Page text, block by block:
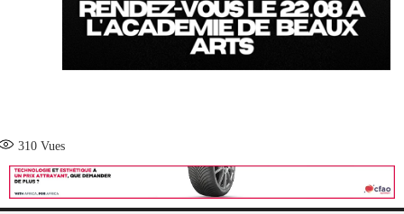
310 Vues